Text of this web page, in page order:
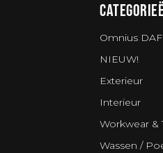
Omnius
NIEUW!
Exterieur
Interieur
Workwear &
Wassen /